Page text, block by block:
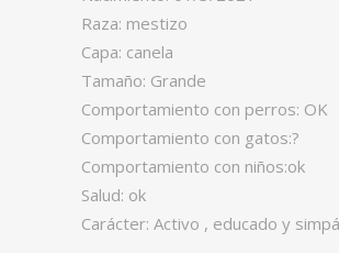
Raza: mestizo
Capa: canela
Tamaño: Grande
Comportamiento con perros: OK
Comportamiento con gatos:?
Comportamiento con niños:ok
Salud: ok
Carácter: Activo , educado y